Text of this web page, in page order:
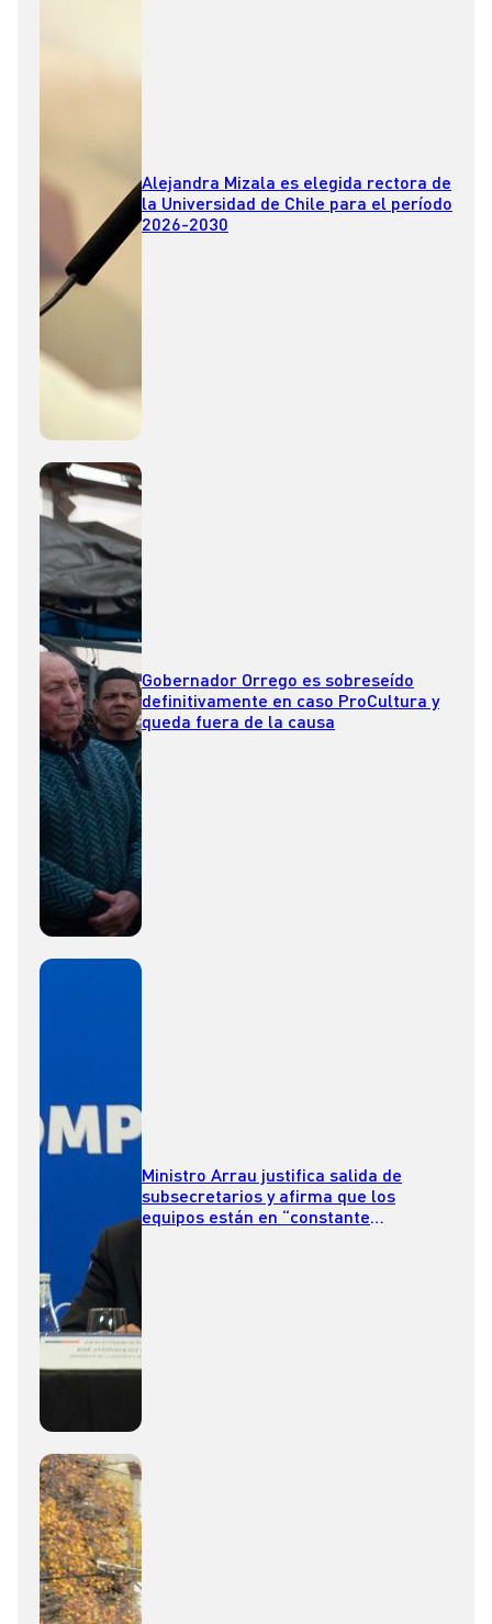
Alejandra Mizala es elegida rectora de
la Universidad de Chile para el período
2026-2030
Gobernador Orrego es sobreseído
definitivamente en caso ProCultura y
queda fuera de la causa
Ministro Arrau justifica salida de
subsecretarios y afirma que los
equipos están en “constante